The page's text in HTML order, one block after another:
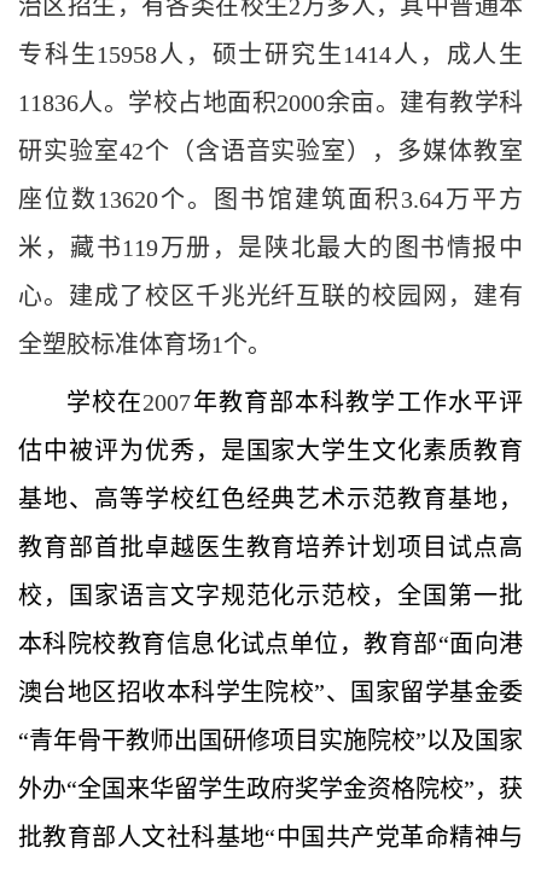
治区招生，有各类在校生2万多人，其中普通本
专科生15958人，硕士研究生1414人，成人生
11836人。学校占地面积2000余亩。建有教学科
研实验室42个（含语音实验室），多媒体教室
座位数13620个。图书馆建筑面积3.64万平方
米，藏书119万册，是陕北最大的图书情报中
心。建成了校区千兆光纤互联的校园网，建有
全塑胶标准体育场1个。
学校在2007年教育部本科教学工作水平评
估中被评为优秀，是国家大学生文化素质教育
基地、高等学校红色经典艺术示范教育基地，
教育部首批卓越医生教育培养计划项目试点高
校，国家语言文字规范化示范校，全国第一批
本科院校教育信息化试点单位，教育部“面向港
澳台地区招收本科学生院校”、国家留学基金委
“青年骨干教师出国研修项目实施院校”以及国家
外办“全国来华留学生政府奖学金资格院校”，获
批教育部人文社科基地“中国共产党革命精神与